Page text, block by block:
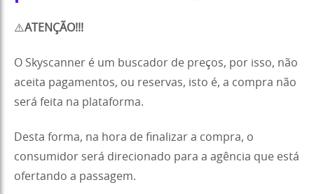
⚠️ATENÇÃO!!!
O Skyscanner é um buscador de preços, por isso, não
aceita pagamentos, ou reservas, isto é, a compra não
será feita na plataforma.
Desta forma, na hora de finalizar a compra, o
consumidor será direcionado para a agência que está
ofertando a passagem.